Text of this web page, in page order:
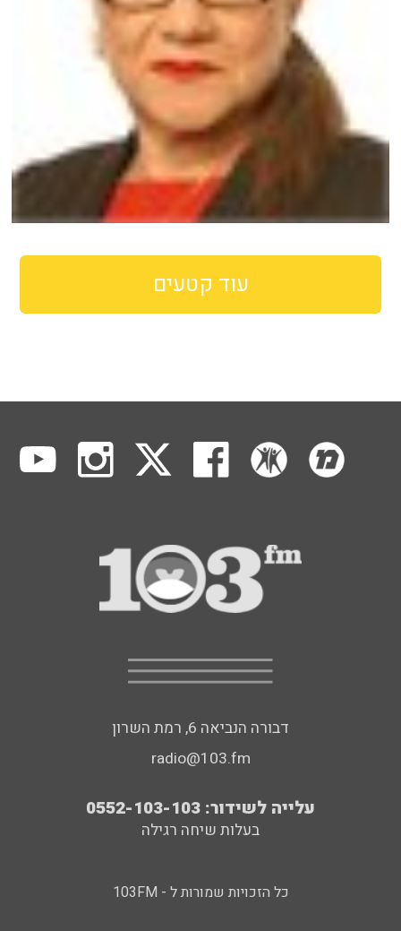
עוד קטעים
דבורה הנביאה 6, רמת השרון
radio@103.fm
עלייה לשידור: 0552-103-103
בעלות שיחה רגילה
כל הזכויות שמורות ל - 103FM